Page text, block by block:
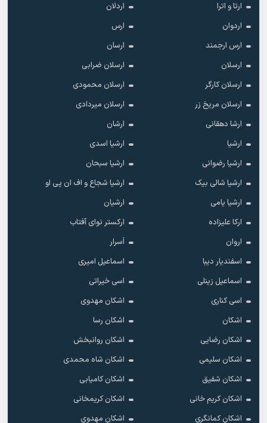
ارتا و اترا
اردلان
اردوان
ارس
ارس ارجمند
ارسان
ارسلان
ارسلان ضرابی
ارسلان کارگر
ارسلان محمودی
ارسلان مریخ زر
ارسلان میردادی
ارشا دهقانی
ارشان
ارشیا
ارشیا اسدی
ارشیا رضوانی
ارشیا سبحان
ارشیا شالی بیک
ارشیا شجاع و اف ان پی او
ارشیا یامی
ارشیان
ارکا علیزاده
ارکستر نوای آفتاب
اروان
اَسرار
اسفندیار دیبا
اسماعیل امیری
اسماعیل زینلی
اسی خیراتی
اسی کناری
اشکان مهدوى
اشکان
اشکان رسا
اشکان رضایی
اشکان روانبخش
اشکان سلیمی
اشکان شاه محمدی
اشکان شفیق
اشکان کامیابی
اشکان کریم خانی
اشکان کریمخانی
اشکان کمانگری
اشکان مهدوی